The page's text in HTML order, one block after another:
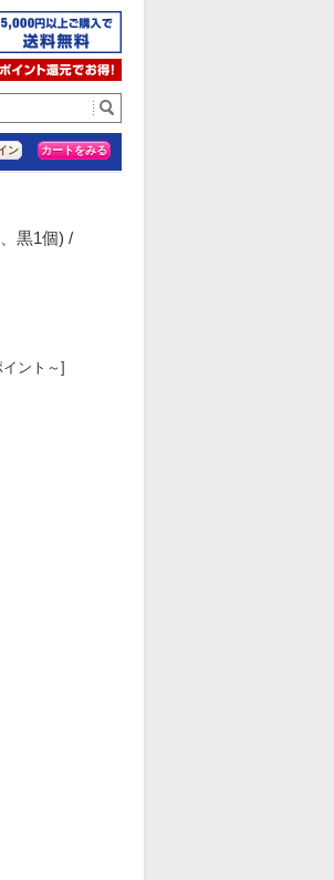
ン カートをみる
黒1個) /
ント～]